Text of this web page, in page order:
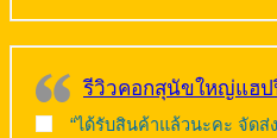
รีวิวคอกสุนัขใหญ่แฮป
“ได้รับสินค้าแล้วนะคะ จัดส่